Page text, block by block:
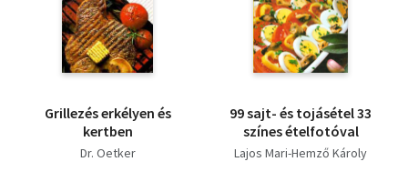
Grillezés erkélyen és
kertben
Dr. Oetker
99 sajt- és tojásétel 33
színes ételfotóval
Lajos Mari-Hemző Károly